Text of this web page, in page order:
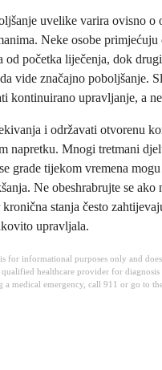
uvelike varira ovisno o
Neke osobe primjećuju
od početka liječenja, dok
vide značajno poboljšanje.
kontinuirano upravljanje, a
i održavati otvorenu
napretku. Mnogi tretmani
grade tijekom vremena
Ne obeshrabrujte se ako
stanja često
upravljala.
for informational purposes only and
healthcare provider for diagnosis
medical emergency, call 911 or go to